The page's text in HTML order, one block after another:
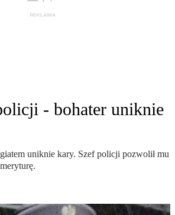
- bohater uniknie
uniknie kary. Szef policji pozwolił mu